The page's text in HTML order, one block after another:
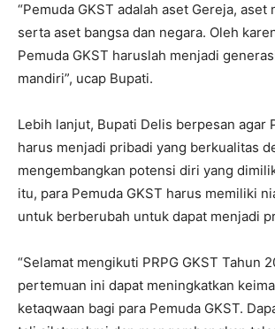
“Pemuda GKST adalah aset Gereja, aset
serta aset bangsa dan negara. Oleh
Pemuda GKST haruslah menjadi
mandiri”, ucap Bupati.
Lebih lanjut, Bupati Delis berpesan agar
harus menjadi pribadi yang berkualitas
mengembangkan potensi diri yang
itu, para Pemuda GKST harus memiliki
untuk berberubah untuk dapat menjadi
“Selamat mengikuti PRPG GKST Tahun
pertemuan ini dapat meningkatkan
ketaqwaan bagi para Pemuda GKST.